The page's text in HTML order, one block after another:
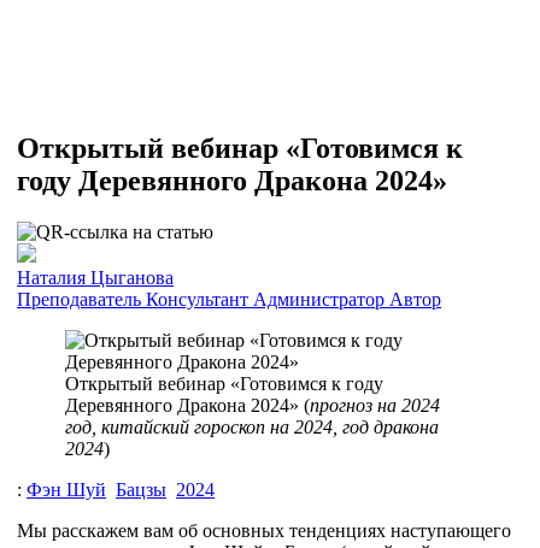
Открытый вебинар «Готовимся к
году Деревянного Дракона 2024»
Наталия Цыганова
Преподаватель Консультант Администратор Автор
Открытый вебинар «Готовимся к году
Деревянного Дракона 2024» (прогноз на 2024
год, китайский гороскоп на 2024, год дракона
2024)
: Фэн Шуй Бацзы 2024
Мы расскажем вам об основных тенденциях наступающего